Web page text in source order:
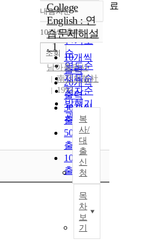
정확도
순
인기도
순
연도순
제목순
저자순
발행기
관순
내림차순
내림차순
10개씩 출력
10개씩
출력
20개씩
출력
30개씩
출력
50개씩
출력
100개씩
출력
조회
College
English : 연
습문제해설
. 1
남아출판사
南亞出版社
1993
복
사/
대
출
신
청
목
차
보
기
료